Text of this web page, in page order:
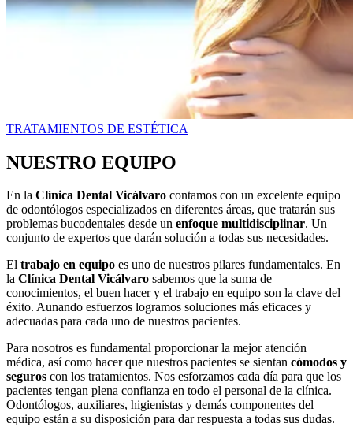
TRATAMIENTOS DE ESTÉTICA
NUESTRO EQUIPO
En la Clínica Dental Vicálvaro contamos con un excelente equipo
de odontólogos especializados en diferentes áreas, que tratarán sus
problemas bucodentales desde un enfoque multidisciplinar. Un
conjunto de expertos que darán solución a todas sus necesidades.
El trabajo en equipo es uno de nuestros pilares fundamentales. En
la Clínica Dental Vicálvaro sabemos que la suma de
conocimientos, el buen hacer y el trabajo en equipo son la clave del
éxito. Aunando esfuerzos logramos soluciones más eficaces y
adecuadas para cada uno de nuestros pacientes.
Para nosotros es fundamental proporcionar la mejor atención
médica, así como hacer que nuestros pacientes se sientan cómodos y
seguros con los tratamientos. Nos esforzamos cada día para que los
pacientes tengan plena confianza en todo el personal de la clínica.
Odontólogos, auxiliares, higienistas y demás componentes del
equipo están a su disposición para dar respuesta a todas sus dudas.